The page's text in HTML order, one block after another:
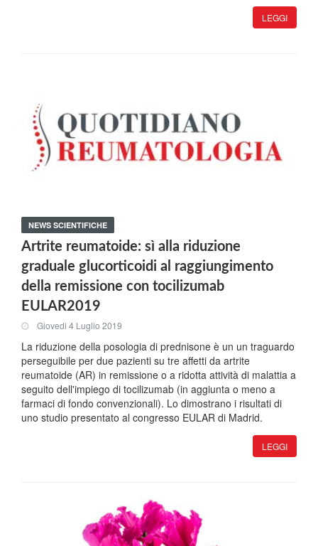
LEGGI
NEWS SCIENTIFICHE
Artrite reumatoide: sì alla riduzione
graduale glucorticoidi al raggiungimento
della remissione con tocilizumab
EULAR2019
Giovedi 4 Luglio 2019
La riduzione della posologia di prednisone è un un traguardo
perseguibile per due pazienti su tre affetti da artrite
reumatoide (AR) in remissione o a ridotta attività di malattia a
seguito dell'impiego di tocilizumab (in aggiunta o meno a
farmaci di fondo convenzionali). Lo dimostrano i risultati di
uno studio presentato al congresso EULAR di Madrid.
LEGGI